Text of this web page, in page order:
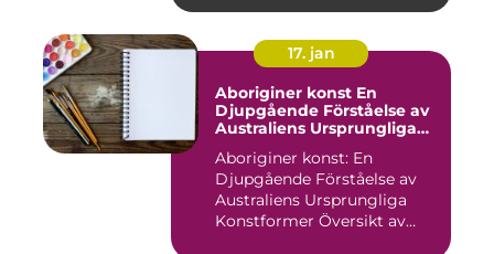
17. jan
Aboriginer konst En
Djupgående Förståelse av
Australiens Ursprungliga
Aboriginer konst: En
Djupgående Förståelse av
Australiens Ursprungliga
Konstformer Översikt av